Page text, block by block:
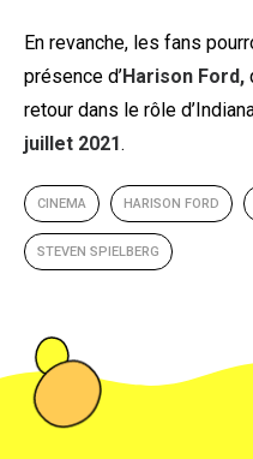
En revanche, les fans
présence d’Harison Ford,
retour dans le rôle
juillet 2021.
CINEMA HARISON FORD
STEVEN SPIELBERG